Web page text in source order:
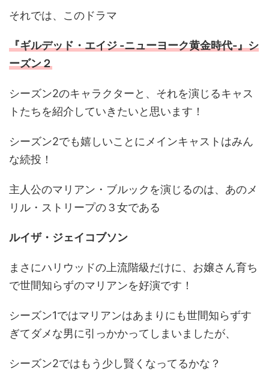
それでは、このドラマ
『ギルデッド・エイジ -ニューヨーク黄金時代-』シ
ーズン２
シーズン2のキャラクターと、それを演じるキャス
トたちを紹介していきたいと思います！
シーズン2でも嬉しいことにメインキャストはみん
な続投！
主人公のマリアン・ブルックを演じるのは、あのメ
リル・ストリープの３女である
ルイザ・ジェイコブソン
まさにハリウッドの上流階級だけに、お嬢さん育ち
で世間知らずのマリアンを好演です！
シーズン1ではマリアンはあまりにも世間知らずす
ぎてダメな男に引っかかってしまいましたが、
シーズン2ではもう少し賢くなってるかな？